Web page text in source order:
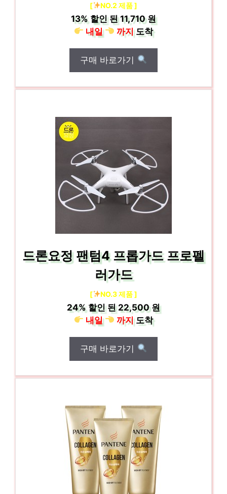
[ NO.2 제품 ]
13% 할인 된11,710 원
내일
까지도착
구매 바로가기
드론요정 팬텀4 프롭가드 프로펠
러가드
[ NO.3 제품 ]
24% 할인 된22,500 원
내일
까지도착
구매 바로가기